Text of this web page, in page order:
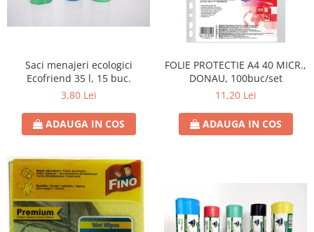
Saci menajeri ecologici
Ecofriend 35 l, 15 buc.
3,80 Lei
ADAUGA IN COS
FOLIE PROTECTIE A4 40 MICR.,
DONAU, 100buc/set
11,20 Lei
ADAUGA IN COS